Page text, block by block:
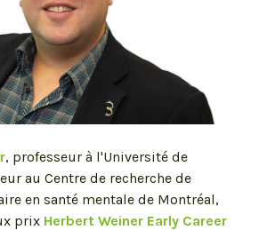
, professeur à l'Université de
au Centre de recherche de
en santé mentale de Montréal,
prix Herbert Weiner Early Career